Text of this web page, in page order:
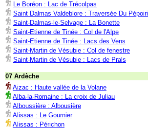
Le Boréon : Lac de Trécolpas
Saint Dalmas Valdeblore : Traversée Du Pépoiri
Saint-Dalmas-le-Selvage : La Bonette
Saint-Etienne de Tinée : Col de l'Alpe
Saint-Etienne de Tinée : Lacs des Vens
Saint-Martin de Vésubie : Col de fenestre
Saint-Martin de Vésubie : Lacs de Prals
07 Ardèche
Aizac : Haute vallée de la Volane
Alba-la-Romaine : La croix de Juliau
Alboussière : Albousière
Alissas : Le Gournier
Alissas : Périchon